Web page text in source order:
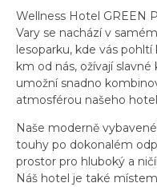
Wellness Hotel GREEN
Vary se nachází v
lesoparku, kde vás
km od nás, ožívají
umožní snadno
atmosférou našeho
Naše moderně
touhy po dokonalém
prostor pro hluboký a
Náš hotel je také